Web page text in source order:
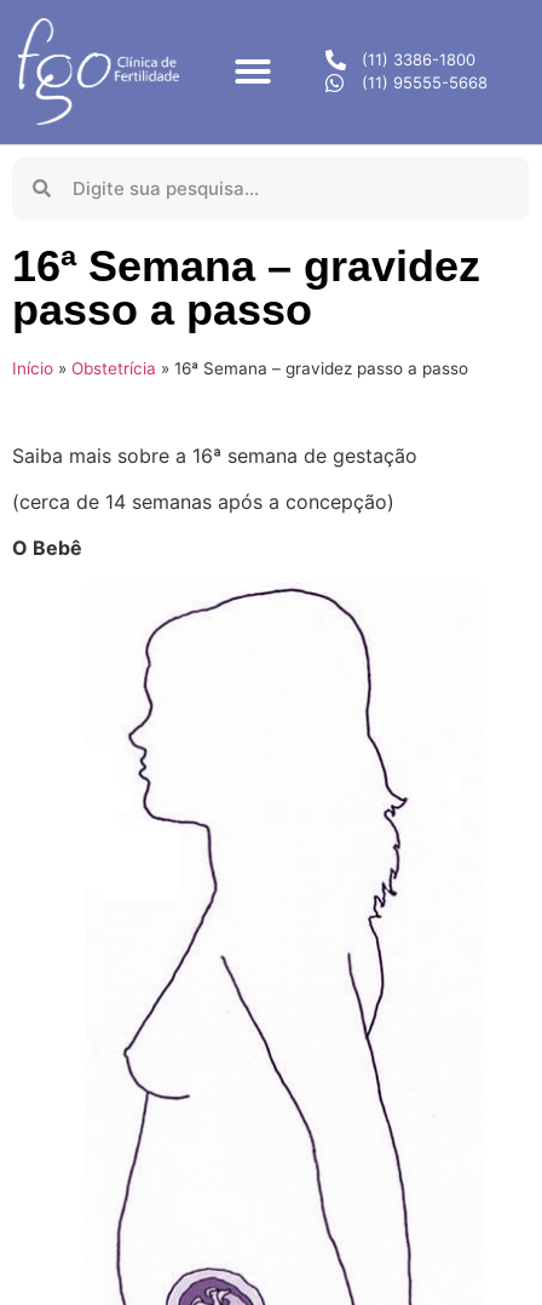
(11) 3386-1800
(11) 95555-5668
16ª Semana – gravidez
passo a passo
Início » Obstetrícia » 16ª Semana – gravidez passo a passo
Saiba mais sobre a 16ª semana de gestação
(cerca de 14 semanas após a concepção)
O Bebê